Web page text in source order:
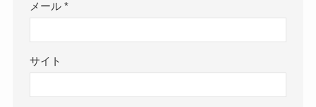
メール*
サイト